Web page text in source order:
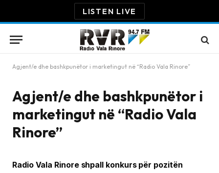
LISTEN LIVE
Agjent/e dhe bashkpunëtor i marketingut në “Radio Vala Rinore”
Agjent/e dhe bashkpunëtor i
marketingut në “Radio Vala
Rinore”
Radio Vala Rinore shpall konkurs për pozitën